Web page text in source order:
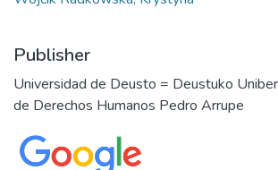
Publisher
Universidad de Deusto = Deustuko
de Derechos Humanos Pedro Arrupe